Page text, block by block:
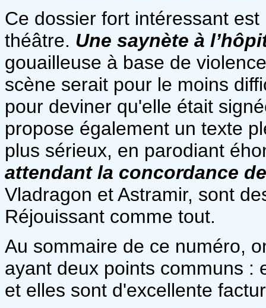
Ce dossier fort intéressant
théâtre. Une saynète à
gouailleuse à base de
scène serait pour le moins
pour deviner qu'elle était
propose également un texte
plus sérieux, en parodiant
attendant la concordance
Vladragon et Astramir, sont
Réjouissant comme tout.
Au sommaire de ce numéro,
ayant deux points communs :
et elles sont d'excellente